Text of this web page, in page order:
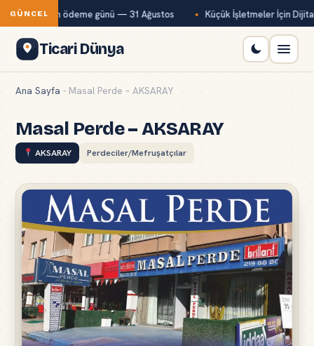
GÜNCEL
ayı primi son ödeme günü — 31 Ağustos Küçük İşletmeler İçin
Ticari Dünya
Ana Sayfa - Masal Perde – AKSARAY
Masal Perde – AKSARAY
AKSARAY Perdeciler/Mefruşatçılar